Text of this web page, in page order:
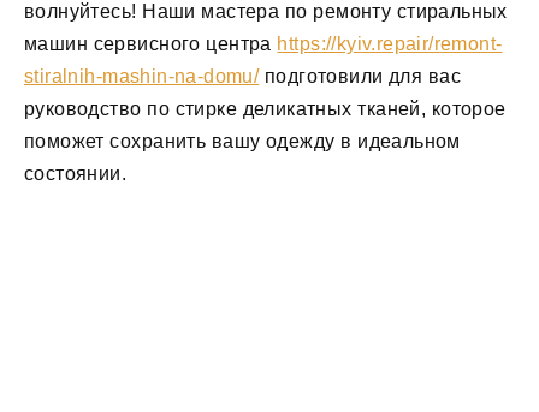
волнуйтесь! Наши мастера по ремонту стиральных
машин сервисного центра https://kyiv.repair/remont-
stiralnih-mashin-na-domu/подготовили для вас
руководство по стирке деликатных тканей, которое
поможет сохранить вашу одежду в идеальном
состоянии.